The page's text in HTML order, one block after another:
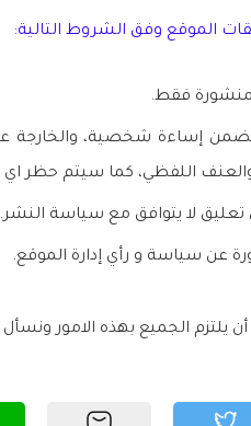
الموقع وفق الشروط التالية:
فقط.
إساءة شخصية، والخارجة
اللفظي، كما سيتم حظر
تعليق لا يتوافق مع سياسة النشر.
عن سياسة و رأي إدارة الموقع.
يلتزم الجميع بهذه الامور